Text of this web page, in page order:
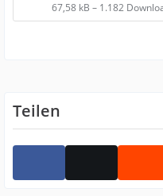
67,58 kB – 1.182
Teilen